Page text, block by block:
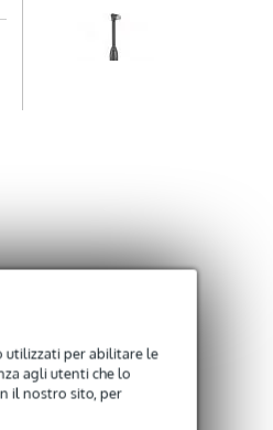
utilizzati per abilitare le
agli utenti che lo
il nostro sito, per
Plectrum Box with
12 Plectrums
(0.46mm)
5,85 €
Aggiungi